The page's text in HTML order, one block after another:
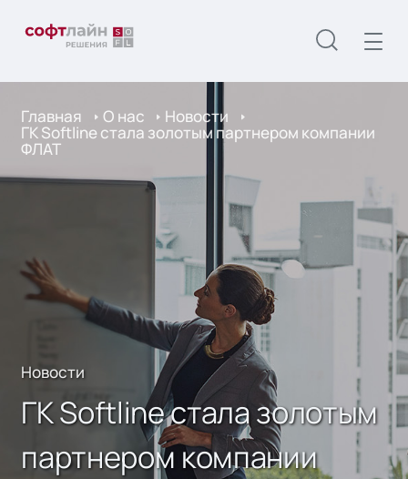
Главная О нас Новости
ГК Softline стала золотым партнером компании
ФЛАТ
Новости
ГК Softline стала золотым
партнером компании